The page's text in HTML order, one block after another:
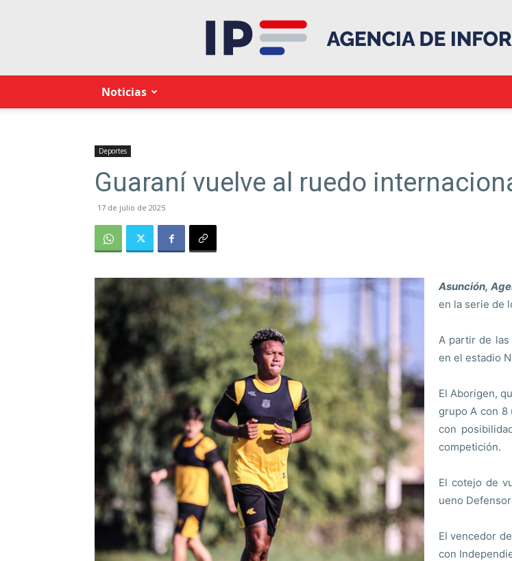
Noticias
Deportes
Guaraní vuelve al ruedo
17 de julio de 2025
Asunción,
en la serie de
A partir de las
en el estadio
El Aborigen,
grupo A con 8
con
competición.
El cotejo de
ueno
El vencedor
con